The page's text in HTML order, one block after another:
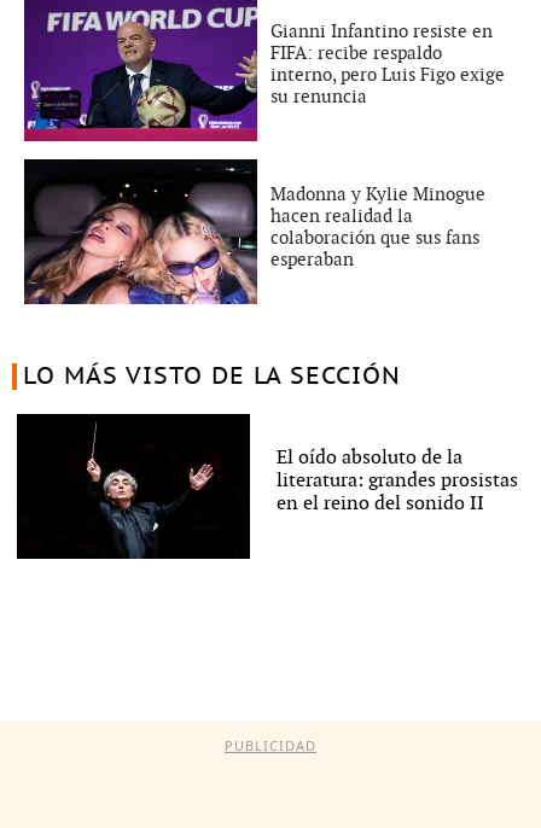
Gianni Infantino resiste en
FIFA: recibe respaldo
interno, pero Luis Figo exige
su renuncia
Madonna y Kylie Minogue
hacen realidad la
colaboración que sus fans
esperaban
LO MÁS VISTO DE LA SECCIÓN
El oído absoluto de la
literatura: grandes prosistas
en el reino del sonido II
PUBLICIDAD